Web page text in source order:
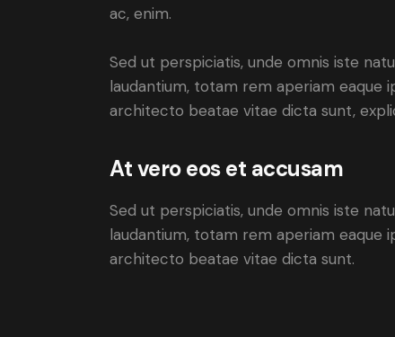
ac, enim.
Sed ut perspiciatis, unde omnis iste
laudantium, totam rem aperiam eaque
architecto beatae vitae dicta sunt,
At vero eos et accusam
Sed ut perspiciatis, unde omnis iste
laudantium, totam rem aperiam eaque
architecto beatae vitae dicta sunt.